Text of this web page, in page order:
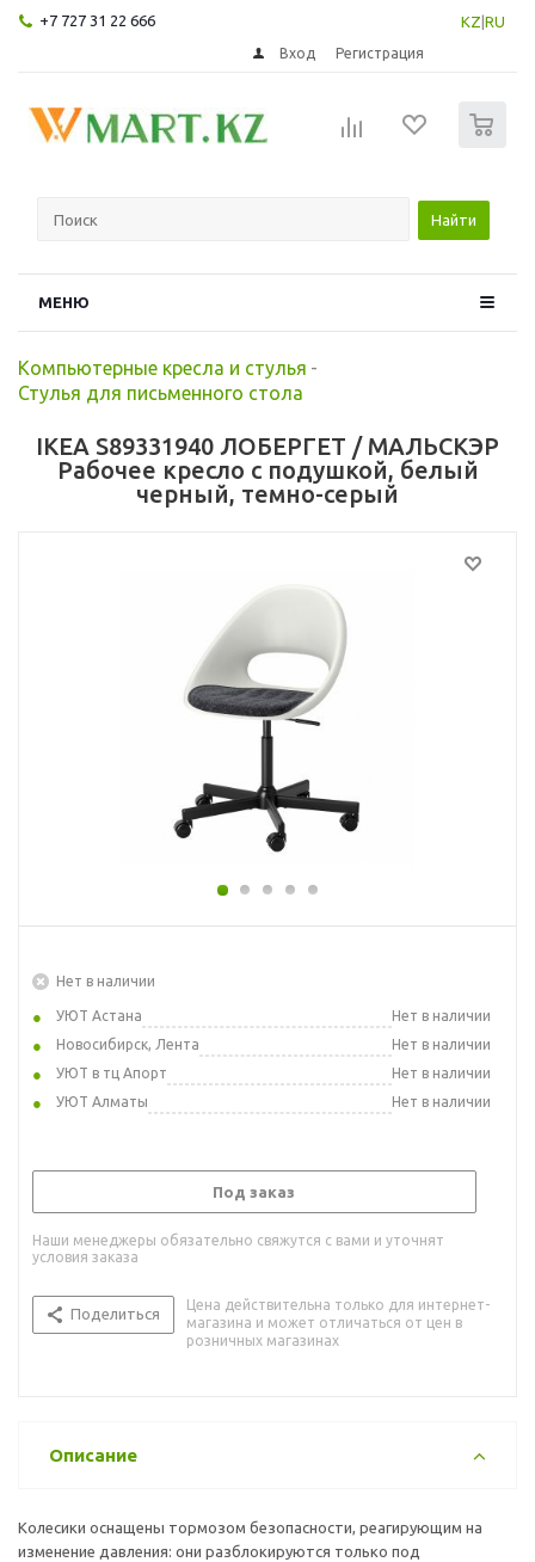
+7 727 31 22 666 KZ RU
Вход Регистрация
Найти
МЕНЮ
Компьютерные кресла и стулья -
Стулья для письменного стола
IKEA S89331940 ЛОБЕРГЕТ / МАЛЬСКЭР
Рабочее кресло c подушкой, белый
черный, темно-серый
Нет в наличии
УЮТ Астана
Нет в наличии
Новосибирск, Лента
Нет в наличии
УЮТ в тц Апорт
Нет в наличии
УЮТ Алматы
Нет в наличии
Под заказ
Наши менеджеры обязательно свяжутся с вами и уточнят
условия заказа
Поделиться
Цена действительна только для интернет-
магазина и может отличаться от цен в
розничных магазинах
Описание
Колесики оснащены тормозом безопасности, реагирующим на
изменение давления: они разблокируются только под